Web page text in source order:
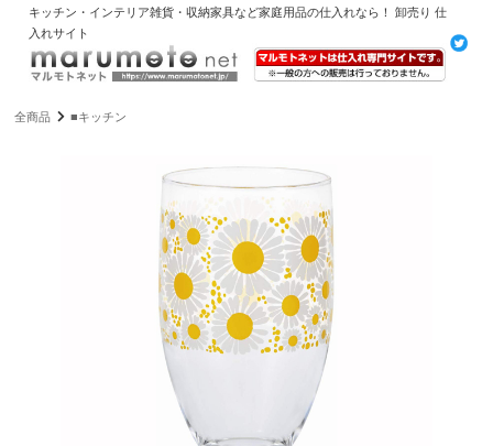
キッチン・インテリア雑貨・収納家具など家庭用品の仕入れなら！ 卸売り 仕
入れサイト
全商品 ■キッチン